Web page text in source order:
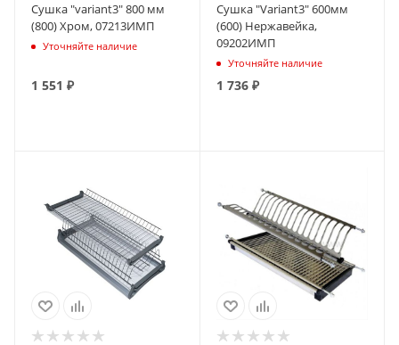
Сушка "variant3" 800 мм
(800) Хром, 07213ИМП
Уточняйте наличие
1 551 ₽
Сушка "Variant3" 600мм
(600) Нержавейка,
09202ИМП
Уточняйте наличие
1 736₽